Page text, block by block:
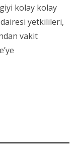
kolay kolay
yetkilileri,
vakit